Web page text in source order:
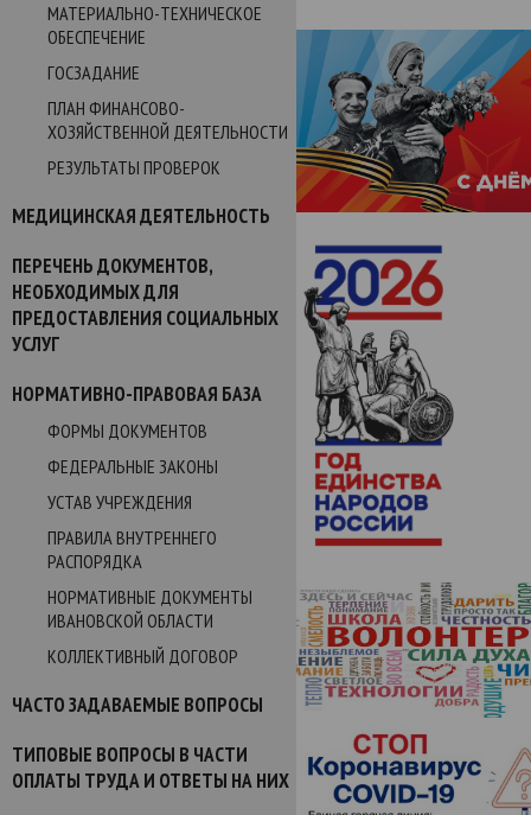
МАТЕРИАЛЬНО-ТЕХНИЧЕСКОЕ
ОБЕСПЕЧЕНИЕ
ГОСЗАДАНИЕ
ПЛАН ФИНАНСОВО-
ХОЗЯЙСТВЕННОЙ ДЕЯТЕЛЬНОСТИ
РЕЗУЛЬТАТЫ ПРОВЕРОК
МЕДИЦИНСКАЯ ДЕЯТЕЛЬНОСТЬ
ПЕРЕЧЕНЬ ДОКУМЕНТОВ,
НЕОБХОДИМЫХ ДЛЯ
ПРЕДОСТАВЛЕНИЯ СОЦИАЛЬНЫХ
УСЛУГ
НОРМАТИВНО-ПРАВОВАЯ БАЗА
ФОРМЫ ДОКУМЕНТОВ
ФЕДЕРАЛЬНЫЕ ЗАКОНЫ
УСТАВ УЧРЕЖДЕНИЯ
ПРАВИЛА ВНУТРЕННЕГО
РАСПОРЯДКА
НОРМАТИВНЫЕ ДОКУМЕНТЫ
ИВАНОВСКОЙ ОБЛАСТИ
КОЛЛЕКТИВНЫЙ ДОГОВОР
ЧАСТО ЗАДАВАЕМЫЕ ВОПРОСЫ
ТИПОВЫЕ ВОПРОСЫ В ЧАСТИ
ОПЛАТЫ ТРУДА И ОТВЕТЫ НА НИХ